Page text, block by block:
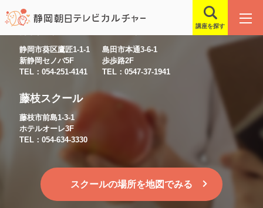
講座を探す
静岡市葵区鷹匠1-1-1
新静岡セノバ5F
TEL：054-251-4141
島田市本通3-6-1
歩歩路2F
TEL：0547-37-1941
藤枝スクール
藤枝市前島1-3-1
ホテルオーレ3F
TEL：054-634-3330
スクールの場所を地図でみる